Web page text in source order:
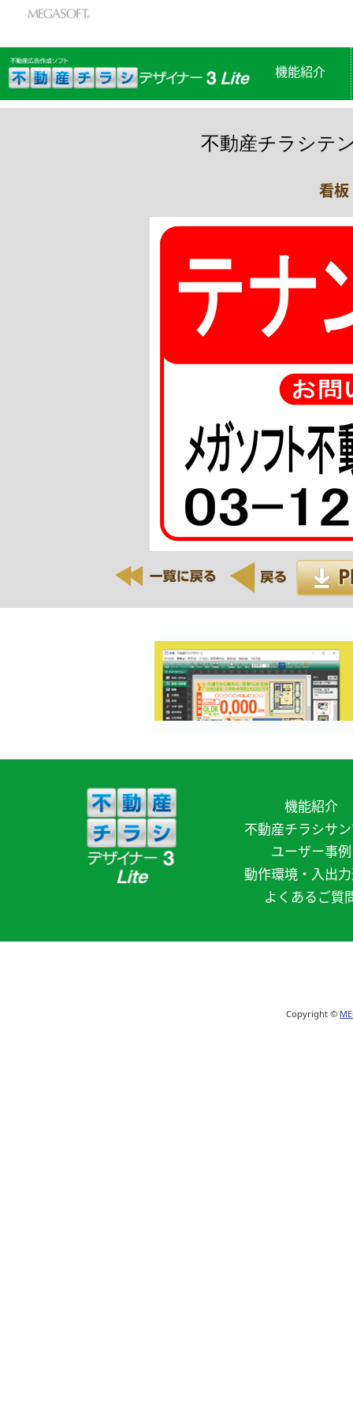
機能紹介
不動産チラシテ
看
機能紹介
不動産チラシサ
ユーザー事例
動作環境・入出
よくあるご質
Copyright ©